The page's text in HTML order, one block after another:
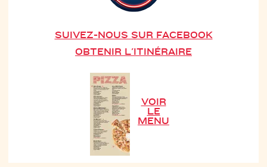
SUIVEZ-NOUS SUR FACEBOOK
OBTENIR L'ITINÉRAIRE
VOIR
LE
MENU